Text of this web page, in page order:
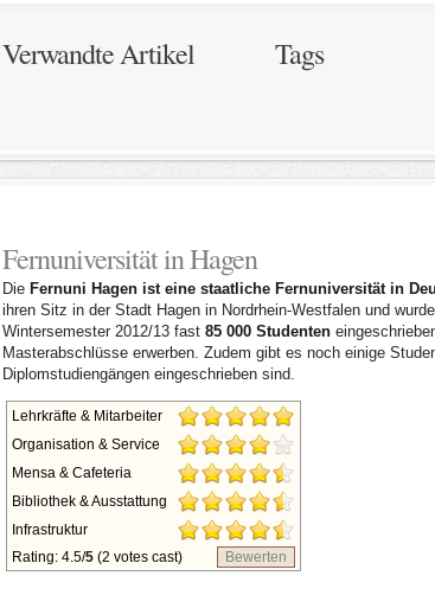
Verwandte Artikel Tags
Fernuniversität in Hagen
Die Fernuni Hagen ist eine staatliche Fernuniversität in
ihren Sitz in der Stadt Hagen in Nordrhein-Westfalen und wurde
Wintersemester 2012/13 fast 85 000 Studenten
Masterabschlüsse erwerben. Zudem gibt es noch einige
Diplomstudiengängen eingeschrieben sind.
Lehrkräfte & Mitarbeiter
Organisation & Service
Mensa & Cafeteria
Bibliothek & Ausstattung
Infrastruktur
Rating: 4.5/5 (2 votes cast) Bewerten